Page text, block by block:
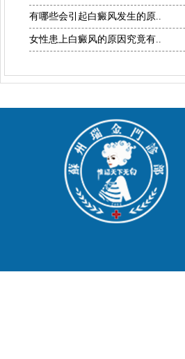
有哪些会引起白癜风发生的原..
女性患上白癜风的原因究竟有..